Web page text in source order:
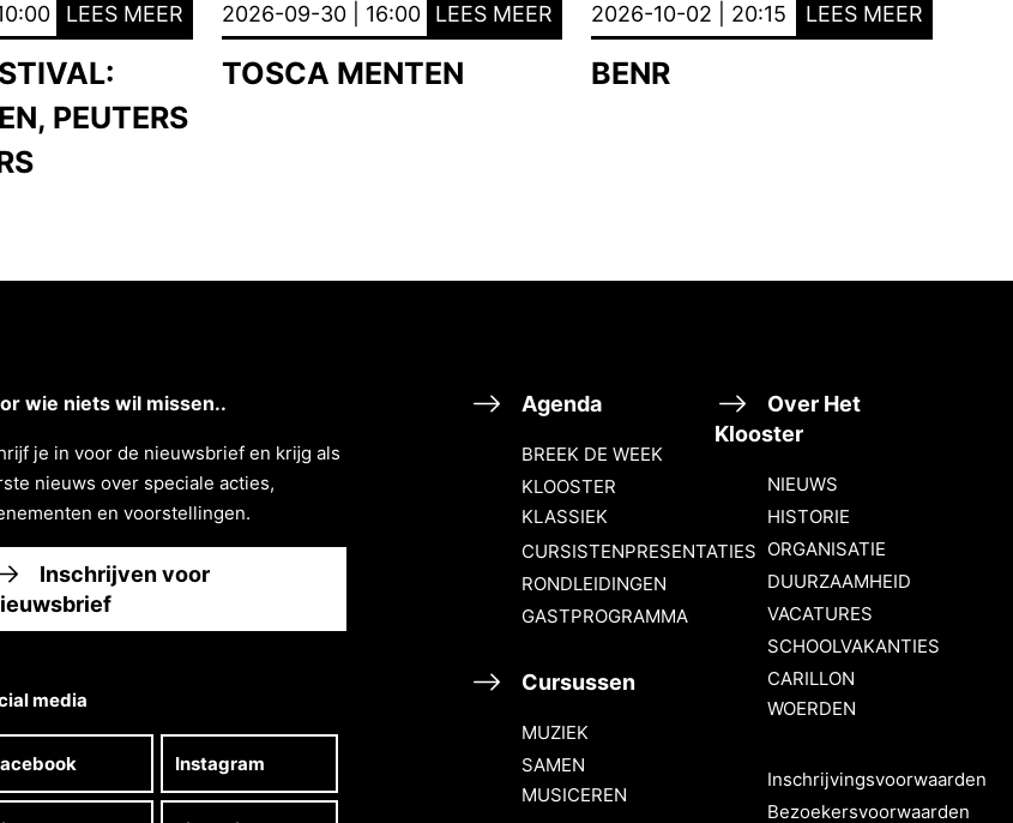
LEES MEER
PEUTERS
2026-09-30 | 16:00 LEES MEER
TOSCA MENTEN
2026-10-02 | 20:15 LEES MEER
BENR
wie niets wil missen..
je in voor de nieuwsbrief en krĳg als
nieuws over speciale acties,
en voorstellingen.
Inschrijven voor
media
Instagram
Agenda
BREEK DE WEEK
KLOOSTER
KLASSIEK
CURSISTENPRESENTATIES
RONDLEIDINGEN
GASTPROGRAMMA
Cursussen
MUZIEK
SAMEN
MUSICEREN
Over Het
Klooster
NIEUWS
HISTORIE
ORGANISATIE
DUURZAAMHEID
VACATURES
SCHOOLVAKANTIES
CARILLON
WOERDEN
Inschrijvingsvoorwaarden
Bezoekersvoorwaarden